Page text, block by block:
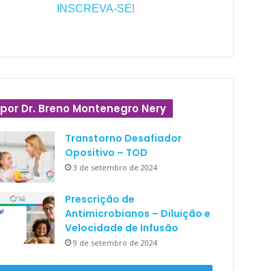
INSCREVA-SE!
por Dr. Breno Montenegro Nery
Transtorno Desafiador
Opositivo – TOD
3 de setembro de 2024
Prescrição de
Antimicrobianos – Diluição e
Velocidade de Infusão
9 de setembro de 2024